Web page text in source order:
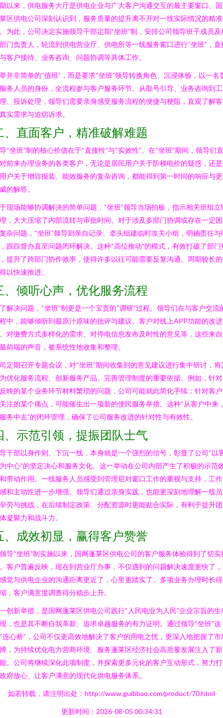
以来，供电服务大厅是供电企业与广大客户沟通交互的最主要窗口。
区供电公司深刻认识到，服务质量的提升离不开对一线实际情况的精
为此，公司决定实施领导干部定期“坐班”制，安排公司领导班子成员及
门负责人，轮流到供电营业厅、供电所等一线服务窗口进行“坐班”，直
客户接待、业务咨询、问题协调等具体工作。
并非简单的“值班”，而是要求“坐班”领导转换角色、沉浸体验，以一名
务人员的身份，全流程参与客户服务环节。从取号引导、业务咨询到
、投诉处理，领导们需要亲身感受服务流程的便捷与梗阻，直观了解
实需求与迫切诉求。
、直面客户，精准破解难题
“坐班”制的核心价值在于“直接性”与“实效性”。在“坐班”期间，领导们
前来办理业务的各类客户，无论是居民用户关于阶梯电价的疑惑，还
户关于增容报装、能效服务的复杂咨询，都能得到第一时间的响应与
的解答。
现场能够协调解决的简单问题，“坐班”领导当场拍板，指示相关班组立
，大大压缩了内部流转与审批时间。对于涉及多部门协调或存在一定
杂问题，“坐班”领导则亲自记录、牵头组建临时攻关小组，明确责任与
跟踪督办直至问题闭环解决。这种“高位推动”的模式，有效打破了部门
提升了跨部门协作效率，使得许多以往可能需要反复沟通、周期较长
以快速推进。
、倾听心声，优化服务流程
解决问题，“坐班”制更是一个宝贵的“调研”过程。领导们在与客户交流
中，能够倾听到最原汁原味的批评与建议。客户对线上APP功能的改
对缴费方式多样化的需求、对停电信息发布及时性的意见等，这些来
前端的声音，被系统性地收集和整理。
定期召开专题会议，对“坐班”期间收集到的意见建议进行集中研讨，将
优化服务流程、创新服务产品、完善管理制度的重要依据。例如，针
映的某个业务环节材料繁琐的问题，公司可能就此简化手续；针对客
注的某个痛点，可能催生出一项新的便民服务举措。这种“从客户中来
务中去”的闭环管理，确保了公司服务改进的针对性与有效性。
、示范引领，提振团队士气
干部以身作则、下沉一线，本身就是一个强烈的信号，彰显了公司“以
中心”的坚定决心和服务文化。这一举动在公司内部产生了积极的示范
带动作用。一线服务人员感受到管理层对窗口工作的重视与支持，工
和主动性进一步增强。领导们通过亲身实践，也能更深刻地理解一线
劳与挑战，在后续制定政策、分配资源时更能贴合实际，有利于提升
凝聚力和战斗力。
、成效初显，赢得客户赞誉
导“坐班”制实施以来，国网蓬莱区供电公司的客户服务体验得到了切实
客户普遍反映，现在到营业厅办事，不仅遇到的问题解决速度更快了
觉与供电企业的沟通距离更近了，心里更踏实了。多项业务办理时长
，客户满意度调查得分稳步上升。
创新举措，是国网蓬莱区供电公司践行“人民电业为人民”企业宗旨的生
，也是其不断自我革新、追求卓越服务的有力证明。通过领导“坐班”这
连心桥”，公司不仅更高效地解决了客户的用电之忧，更深入地把握了市
，为持续优化电力营商环境、服务蓬莱区经济社会高质量发展注入了
。公司将继续深化此项制度，并探索更多元化的客户互动形式，努力
府放心、让客户满意的现代化供电服务体系。
如若转载，请注明出处：http://www.guibbao.com/product/70.html
更新时间：2026-08-05 00:34:31